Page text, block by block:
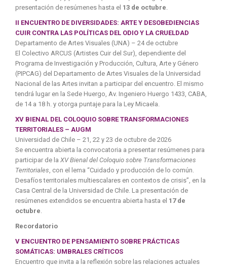
presentación de resúmenes hasta el 13 de octubre.
II ENCUENTRO DE DIVERSIDADES: ARTE Y DESOBEDIENCIAS
CUIR CONTRA LAS POLÍTICAS DEL ODIO Y LA CRUELDAD
Departamento de Artes Visuales (UNA) – 24 de octubre
El Colectivo ARCUS (Artistes Cuir del Sur), dependiente del
Programa de Investigación y Producción, Cultura, Arte y Género
(PIPCAG) del Departamento de Artes Visuales de la Universidad
Nacional de las Artes invitan a participar del encuentro. El mismo
tendrá lugar en la Sede Huergo, Av. Ingeniero Huergo 1433, CABA,
de 14 a 18 h. y otorga puntaje para la Ley Micaela.
XV BIENAL DEL COLOQUIO SOBRE TRANSFORMACIONES
TERRITORIALES – AUGM
Universidad de Chile – 21, 22 y 23 de octubre de 2026
Se encuentra abierta la convocatoria a presentar resúmenes para
participar de la XV Bienal del Coloquio sobre Transformaciones
Territoriales, con el lema “Cuidado y producción de lo común.
Desafíos territoriales multiescalares en contextos de crisis”, en la
Casa Central de la Universidad de Chile. La presentación de
resúmenes extendidos se encuentra abierta hasta el 17 de
octubre.
Recordatorio
V ENCUENTRO DE PENSAMIENTO SOBRE PRÁCTICAS
SOMÁTICAS: UMBRALES CRÍTICOS
Encuentro que invita a la reflexión sobre las relaciones actuales